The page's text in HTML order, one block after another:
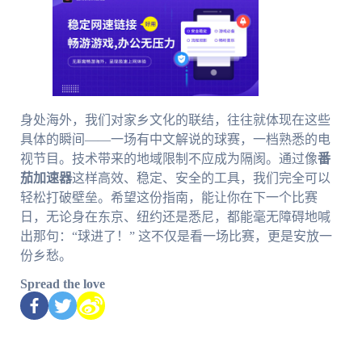
身处海外，我们对家乡文化的联结，往往就体现在这些
具体的瞬间——一场有中文解说的球赛，一档熟悉的电
视节目。技术带来的地域限制不应成为隔阂。通过像番
茄加速器这样高效、稳定、安全的工具，我们完全可以
轻松打破壁垒。希望这份指南，能让你在下一个比赛
日，无论身在东京、纽约还是悉尼，都能毫无障碍地喊
出那句：“球进了！” 这不仅是看一场比赛，更是安放一
份乡愁。
Spread the love